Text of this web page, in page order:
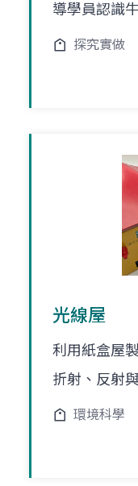
導學員認識
探究實做
光線屋
利用紙盒屋
折射、反射
環境科學